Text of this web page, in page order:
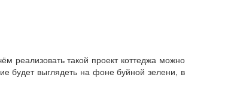
реализовать такой проект коттеджа можно
будет выглядеть на фоне буйной зелени, в